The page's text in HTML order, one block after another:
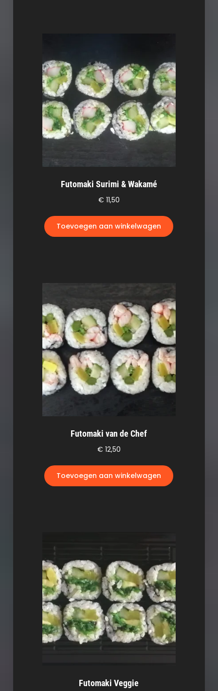
Futomaki Surimi & Wakamé
€ 11,50
Toevoegen aan winkelwagen
Futomaki van de Chef
€ 12,50
Toevoegen aan winkelwagen
Futomaki Veggie